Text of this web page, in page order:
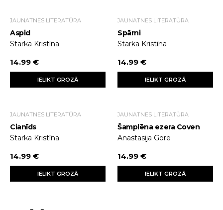
JAUNATNES LITERATŪRA
Aspid
Starka Kristīna
14.99 €
IELIKT GROZĀ
JAUNATNES LITERATŪRA
Spārni
Starka Kristīna
14.99 €
IELIKT GROZĀ
JAUNATNES LITERATŪRA
Cianīds
Starka Kristīna
14.99 €
IELIKT GROZĀ
JAUNATNES LITERATŪRA
Šamplēna ezera Coven
Anastasija Gore
14.99 €
IELIKT GROZĀ